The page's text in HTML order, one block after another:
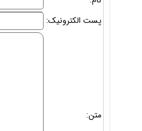
پست الکترونیک:
متن: